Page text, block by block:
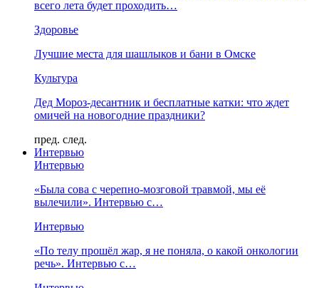
всего лета будет проходить…
Здоровье
Лучшие места для шашлыков и бани в Омске
Культура
Дед Мороз-десантник и бесплатные катки: что ждет
омичей на новогодние праздники?
пред. след.
Интервью
Интервью
«Была сова с черепно-мозговой травмой, мы её
вылечили». Интервью с…
Интервью
«По телу прошёл жар, я не поняла, о какой онкологии
речь». Интервью с…